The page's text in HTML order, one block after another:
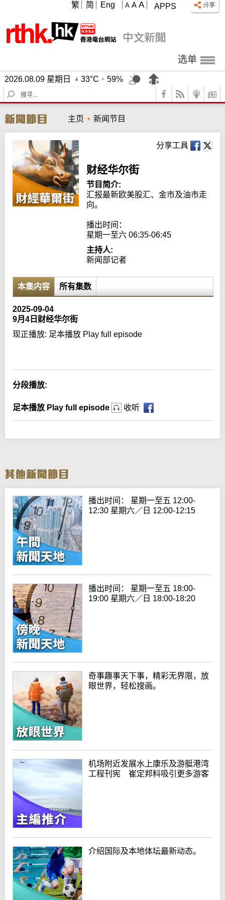
APPS
A A A
繁 简 Eng
选单
2026.08.09 星期日 33°C
59%
S
e
r
c
h
主页 新闻节目
分享工具
财经华尔街
节目简介:
汇报最新欧美股汇、金市及油市走
向。
播出时间：
星期一至六 06:35-06:45
主持人:
新闻部记者
本集内容 所有集数
2025-09-04
9月4日财经华尔街
现正播放: 足本播放 Play full episode
分段播放:
足本播放 Play full episode 收听
播出时间： 星期一至五 12:00-
12:30 星期六／日 12:00-12:15
播出时间： 星期一至五 18:00-
19:00 星期六／日 18:00-18:20
奇事趣事天下事，精彩无界限，放
眼世界，轻松搜画。
机场附近发展水上康乐及游艇港湾
工程刊宪 崔定邦料吸引更多游客
介绍国际及本地体坛最新动态。